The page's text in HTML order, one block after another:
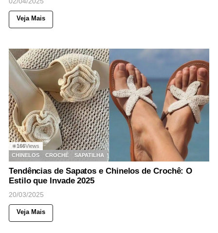
Veja Mais
◉166Views
CHINELOS
CROCHÊ SAPATILHA
Tendências de Sapatos e Chinelos de Crochê: O
Estilo que Invade 2025
20/03/2025
Veja Mais